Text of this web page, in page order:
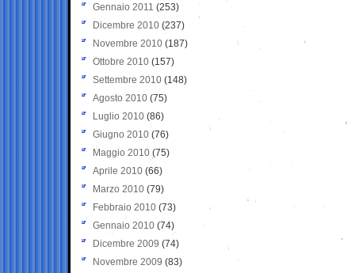
Gennaio 2011 (253)
Dicembre 2010 (237)
Novembre 2010 (187)
Ottobre 2010 (157)
Settembre 2010 (148)
Agosto 2010 (75)
Luglio 2010 (86)
Giugno 2010 (76)
Maggio 2010 (75)
Aprile 2010 (66)
Marzo 2010 (79)
Febbraio 2010 (73)
Gennaio 2010 (74)
Dicembre 2009 (74)
Novembre 2009 (83)